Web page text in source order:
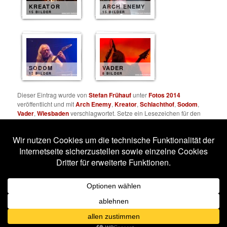
KREATOR
15 BILDER
ARCH ENEMY
15 BILDER
SODOM
12 BILDER
VADER
8 BILDER
Dieser Eintrag wurde vonStefan FrühaufunterFotos 2014
veröffentlicht und mitArch Enemy,Kreator,Schlachthof,Sodom,
Vader,Wiesbadenverschlagwortet. Setze ein Lesezeichen für den
Permalink.
Impressum
Stolz präsentiert von WordPress